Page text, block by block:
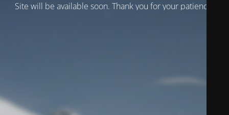
Site will be available soon. Thank you for your patience!